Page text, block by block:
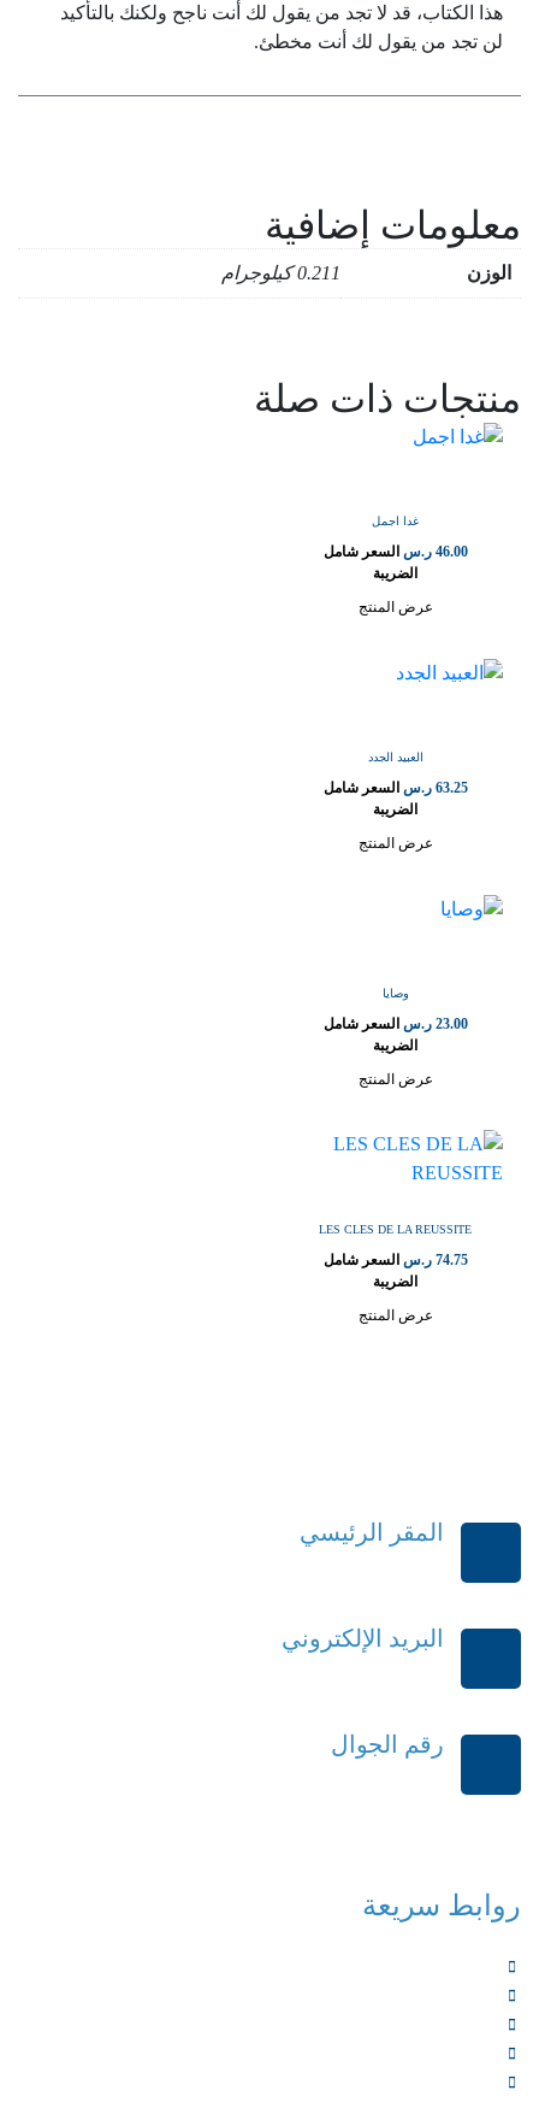
هذا الكتاب، قد لا تجد من يقول لك أنت ناجح ولكنك بالتأكيد
لن تجد من يقول لك أنت مخطئ.
معلومات إضافية
الوزن 0.211 كيلوجرام
منتجات ذات صلة
غدا اجمل
46.00 ر.س السعر شامل
الضريبة
عرض المنتج
العبيد الجدد
63.25 ر.س السعر شامل
الضريبة
عرض المنتج
وصايا
23.00 ر.س السعر شامل
الضريبة
عرض المنتج
LES CLES DE LA REUSSITE
74.75 ر.س السعر شامل
الضريبة
عرض المنتج
المقر الرئيسي
البريد الإلكتروني
رقم الجوال
روابط سريعة